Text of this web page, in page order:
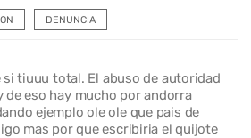
DENUNCIA
si tiuuu total. El abuso de autoridad
de eso hay mucho por andorra
ejemplo ole ole que pais de
mas por que escribiria el quijote